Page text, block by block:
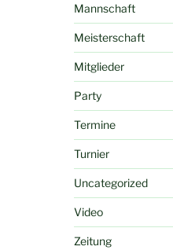
Mannschaft
Meisterschaft
Mitglieder
Party
Termine
Turnier
Uncategorized
Video
Zeitung